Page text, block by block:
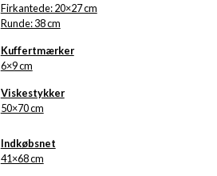
Firkantede: 20×27 cm
Runde: 38 cm
Kuffertmærker
6×9 cm
Viskestykker
50×70 cm
Indkøbsnet
41×68 cm